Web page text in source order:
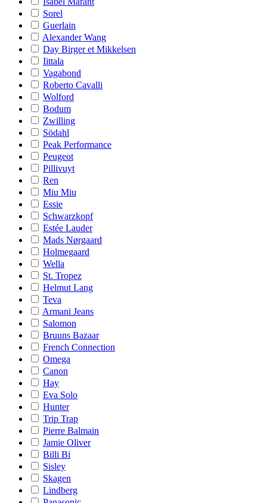
Sorel
Guerlain
Alexander Wang
Day Birger et Mikkelsen
Iittala
Vagabond
Roberto Cavalli
Wolford
Bodum
Zwilling
Södahl
Peak Performance
Peugeot
Pillivuyt
Ren
Miu Miu
Essie
Schwarzkopf
Estée Lauder
Mads Nørgaard
Holmegaard
Wella
St. Tropez
Helmut Lang
Teva
Armani Jeans
Salomon
Bruuns Bazaar
French Connection
Omega
Canon
Hay
Eva Solo
Hunter
Trip Trap
Pierre Balmain
Jamie Oliver
Billi Bi
Sisley
Skagen
Lindberg